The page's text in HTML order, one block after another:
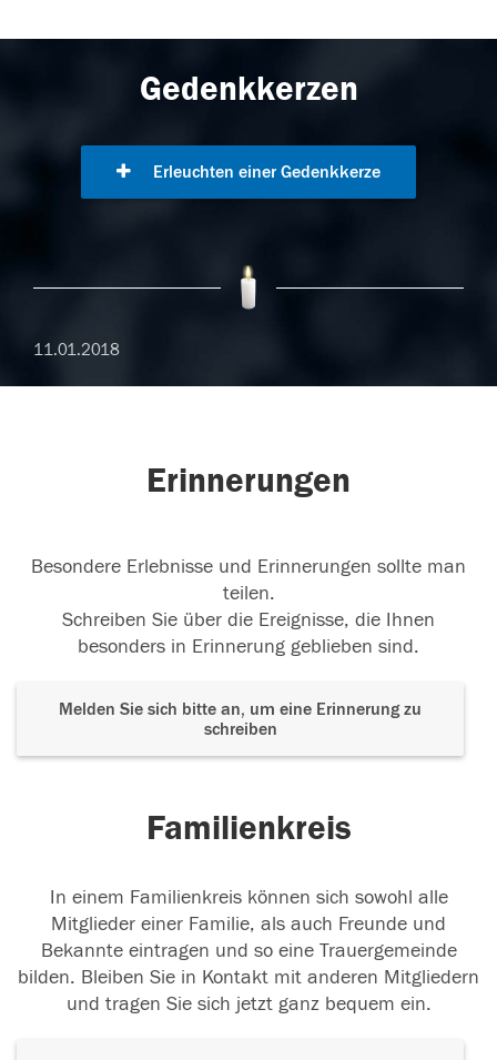
Gedenkkerzen
Erleuchten einer Gedenkkerze
11.01.2018
Erinnerungen
Besondere Erlebnisse und Erinnerungen sollte man
teilen.
Schreiben Sie über die Ereignisse, die Ihnen
besonders in Erinnerung geblieben sind.
Melden Sie sich bitte an, um eine Erinnerung zu
schreiben
Familienkreis
In einem Familienkreis können sich sowohl alle
Mitglieder einer Familie, als auch Freunde und
Bekannte eintragen und so eine Trauergemeinde
bilden. Bleiben Sie in Kontakt mit anderen Mitgliedern
und tragen Sie sich jetzt ganz bequem ein.